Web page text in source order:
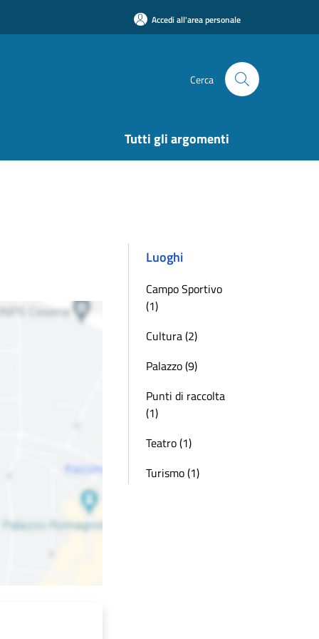
Accedi all'area personale
Cerca
Tutti gli argomenti
Luoghi
Campo Sportivo
(1)
Cultura (2)
Palazzo (9)
Punti di raccolta
(1)
Teatro (1)
Turismo (1)